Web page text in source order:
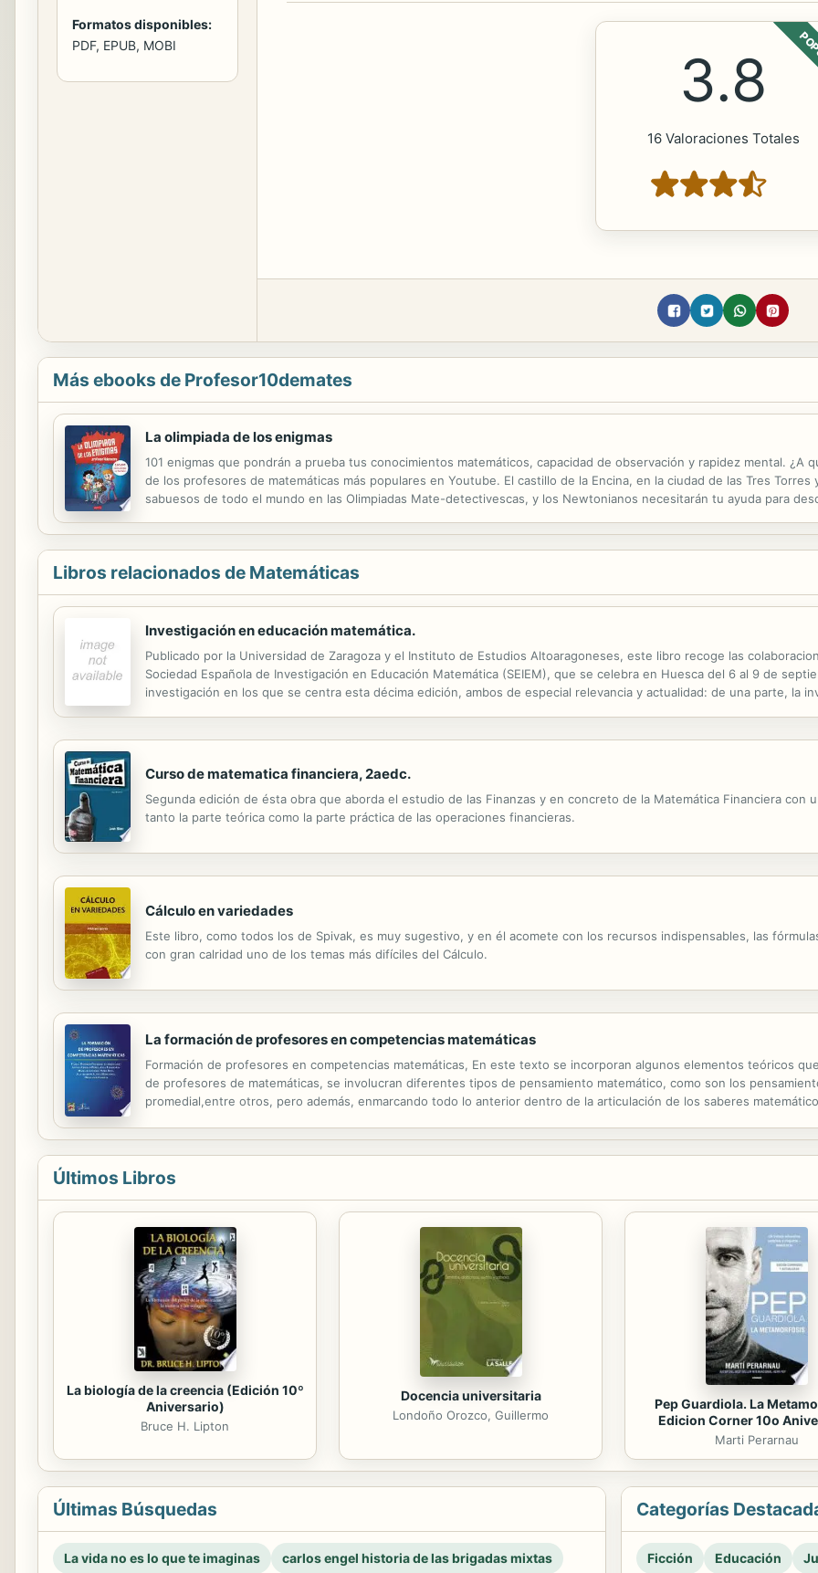
Formatos disponibles:
PDF, EPUB, MOBI
3.8
16 Valoraciones Totales
Más ebooks de Profesor10demates
La olimpiada de los enigmas
101 enigmas que pondrán a prueba tus conocimientos matemáticos, capacidad de observación y rapidez mental. ¿A
de los profesores de matemáticas más populares en Youtube. El castillo de la Encina, en la ciudad de las Tres
sabuesos de todo el mundo en las Olimpiadas Mate-detectivescas, y los Newtonianos necesitarán tu ayuda para
Libros relacionados de Matemáticas
Investigación en educación matemática.
Publicado por la Universidad de Zaragoza y el Instituto de Estudios Altoaragoneses, este libro recoge las
Sociedad Española de Investigación en Educación Matemática (SEIEM), que se celebra en Huesca del 6 al 9 de
investigación en los que se centra esta décima edición, ambos de especial relevancia y actualidad: de una parte, la
Curso de matematica financiera, 2aedc.
Segunda edición de ésta obra que aborda el estudio de las Finanzas y en concreto de la Matemática Financiera con
tanto la parte teórica como la parte práctica de las operaciones financieras.
Cálculo en variedades
Este libro, como todos los de Spivak, es muy sugestivo, y en él acomete con los recursos indispensables, las
con gran calridad uno de los temas más difíciles del Cálculo.
La formación de profesores en competencias matemáticas
Formación de profesores en competencias matemáticas, En este texto se incorporan algunos elementos teóricos
de profesores de matemáticas, se involucran diferentes tipos de pensamiento matemático, como son los
promedial,entre otros, pero además, enmarcando todo lo anterior dentro de la articulación de los saberes
Últimos Libros
La biología de la creencia (Edición 10º
Aniversario)
Bruce H. Lipton
Docencia universitaria
Londoño Orozco, Guillermo
Pep Guardiola. La
Edicion Corner 10o
Marti Perarnau
Últimas Búsquedas
La vida no es lo que te imaginas carlos engel historia de las brigadas mixtas
Categorías
Ficción Educación